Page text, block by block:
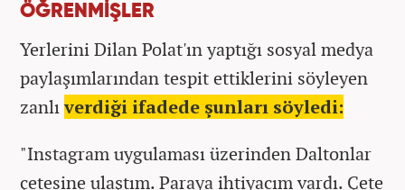
ÖĞRENMİŞLER
Yerlerini Dilan Polat'ın yaptığı sosyal medya
paylaşımlarından tespit ettiklerini söyleyen
zanlıverdiği ifadede şunları söyledi:
"Instagram uygulaması üzerinden Daltonlar
çetesine ulaştım. Paraya ihtiyacım vardı. Çete